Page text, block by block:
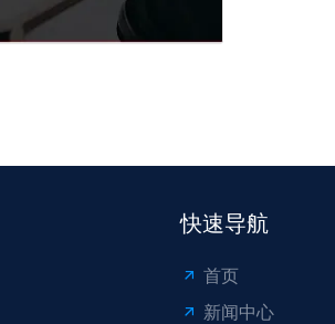
快速导航
首页
新闻中心